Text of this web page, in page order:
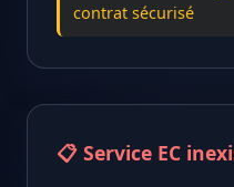
contrat sécurisé
📋 Service EC